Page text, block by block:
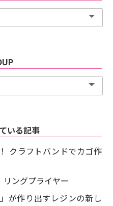
いる記事
クラフトバンドでカゴ作
ングプライヤー
が作り出すレジンの新し